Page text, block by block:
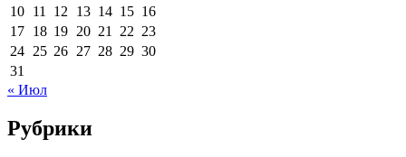
10 11 12 13 14 15 16
17 18 19 20 21 22 23
24 25 26 27 28 29 30
31
« Июл
Рубрики